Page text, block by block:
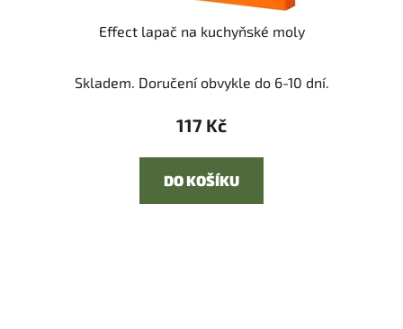
Effect lapač na kuchyňské moly
Skladem. Doručení obvykle do 6-10 dní.
117 Kč
DO KOŠÍKU